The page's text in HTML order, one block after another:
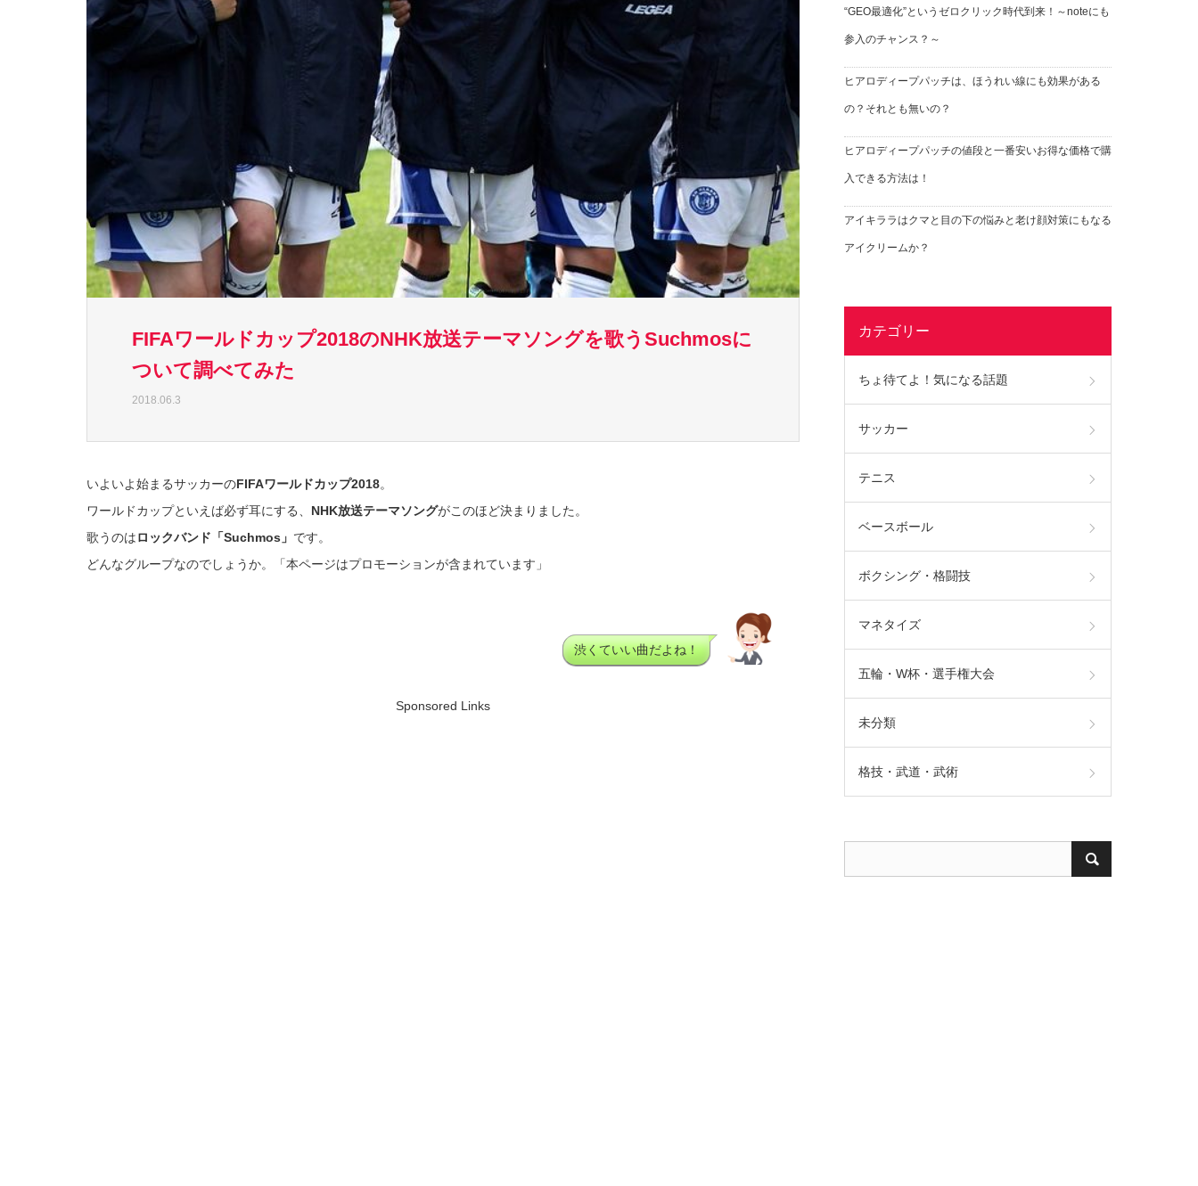
FIFAワールドカップ2018のNHK放送テーマソングを歌うSuchmosに
ついて調べてみた
2018.06.3
いよいよ始まるサッカーのFIFAワールドカップ2018。
ワールドカップといえば必ず耳にする、 NHK放送テーマソングがこのほど決まりました。
歌うのはロックバンド「Suchmos」 です。
どんなグループなのでしょうか。「本ページはプロモーションが含まれています」
渋くていい曲だよね！
Sponsored Links
“GEO最適化”というゼロクリック時代到来！～noteにも
参入のチャンス？～
ヒアロディープパッチは、ほうれい線にも効果がある
の？それとも無いの？
ヒアロディープパッチの値段と一番安いお得な価格で購
入できる方法は！
アイキララはクマと目の下の悩みと老け顔対策にもなる
アイクリームか？
カテゴリー
ちょ待てよ！気になる話題
サッカー
テニス
ベースボール
ボクシング・格闘技
マネタイズ
五輪・W杯・選手権大会
未分類
格技・武道・武術